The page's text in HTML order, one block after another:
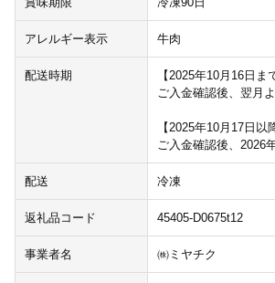
アレルギー表示 牛肉
配送時期
【2025年10月16日ま
ご入金確認後、翌月
【2025年10月17日以
ご入金確認後、2026
配送 冷凍
返礼品コード 45405-D0675t12
事業者名 ㈱ミヤチク